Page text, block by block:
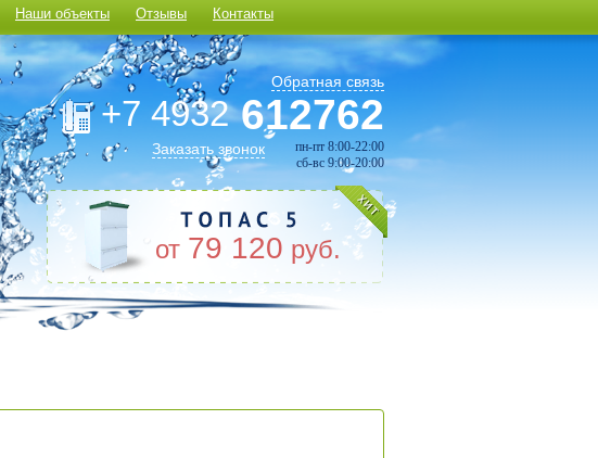
Наши объекты Отзывы Контакты
Обратная связь
+7 4932612762
Заказать звонок
пн-пт 8:00-22:00
сб-вс 9:00-20:00
от 79 120 руб.